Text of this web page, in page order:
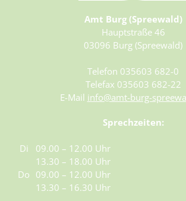
Amt Burg (Spreewald)
Hauptstraße 46
03096 Burg (Spreewald)
Telefon 035603 682-0
Telefax 035603 682-22
E-Mail info@amt-burg-
Sprechzeiten:
Di
09.00 – 12.00 Uhr
13.30 – 18.00 Uhr
Do 09.00 – 12.00 Uhr
13.30 – 16.30 Uhr